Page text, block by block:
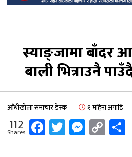
स्याङ्जामा बाँदर
बाली भित्राउनै
आँधीखोला समाचार डेस्क १ महिना अगाडि
112
Shares Facebook
TwitterCopy